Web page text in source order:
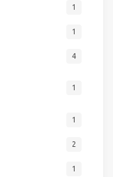
1
1
4
1
1
2
1